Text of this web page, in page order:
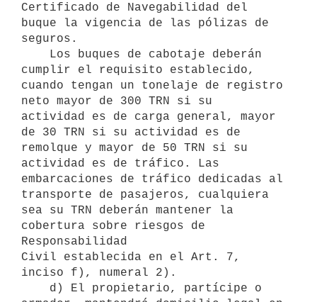
Certificado de Navegabilidad del
buque la vigencia de las pólizas de
seguros.
cumplir el requisito establecido,
cuando tengan un tonelaje de registro
neto mayor de 300 TRN si su
actividad es de carga general, mayor
de 30 TRN si su actividad es de
remolque y mayor de 50 TRN si su
actividad es de tráfico. Las
embarcaciones de tráfico dedicadas al
transporte de pasajeros, cualquiera
sea su TRN deberán mantener la
cobertura sobre riesgos de
Responsabilidad
Civil establecida en el Art. 7,
inciso f), numeral 2).